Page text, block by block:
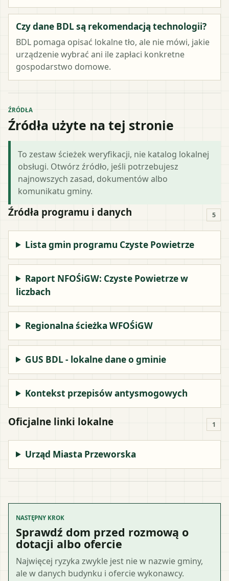
Czy dane BDL są rekomendacją technologii?
BDL pomaga opisać lokalne tło, ale nie mówi, jakie
urządzenie wybrać ani ile zapłaci konkretne
gospodarstwo domowe.
ŹRÓDŁA
Źródła użyte na tej stronie
To zestaw ścieżek weryfikacji, nie katalog lokalnej
obsługi. Otwórz źródło, jeśli potrzebujesz
najnowszych zasad, dokumentów albo
komunikatu gminy.
Źródła programu i danych 5
Lista gmin programu Czyste Powietrze
Raport NFOŚiGW: Czyste Powietrze w
liczbach
Regionalna ścieżka WFOŚiGW
GUS BDL - lokalne dane o gminie
Kontekst przepisów antysmogowych
Oficjalne linki lokalne 1
Urząd Miasta Przeworska
NASTĘPNY KROK
Sprawdź dom przed rozmową o
dotacji albo ofercie
Najwięcej ryzyka zwykle jest nie w nazwie gminy,
ale w danych budynku i ofercie wykonawcy.